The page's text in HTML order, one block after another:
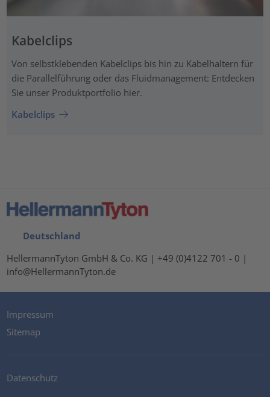
Kabelclips
Von selbstklebenden Kabelclips bis hin zu Kabelhaltern für
die Parallelführung oder das Fluidmanagement: Entdecken
Sie unser Produktportfolio hier.
Kabelclips
Deutschland
HellermannTyton GmbH & Co. KG | +49 (0)4122 701 - 0 |
info@HellermannTyton.de
Impressum
Sitemap
Datenschutz